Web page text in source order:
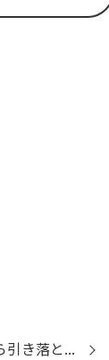
引き落と...